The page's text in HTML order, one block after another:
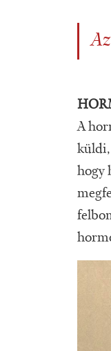
A
küldi,
hogy